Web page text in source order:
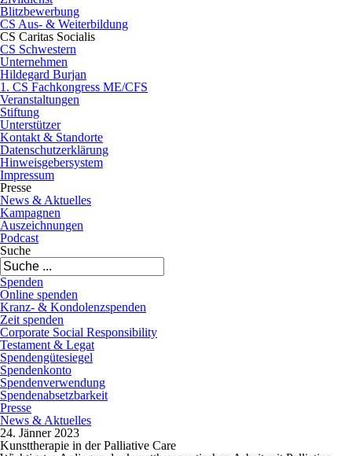
Blitzbewerbung
CS Aus- & Weiterbildung
CS Caritas Socialis
CS Schwestern
Unternehmen
Hildegard Burjan
1. CS Fachkongress ME/CFS
Veranstaltungen
Stiftung
Unterstützer
Kontakt & Standorte
Datenschutzerklärung
Hinweisgebersystem
Impressum
Presse
News & Aktuelles
Kampagnen
Auszeichnungen
Podcast
Suche
Spenden
Online spenden
Kranz- & Kondolenzspenden
Zeit spenden
Corporate Social Responsibility
Testament & Legat
Spendengütesiegel
Spendenkonto
Spendenverwendung
Spendenabsetzbarkeit
Presse
News & Aktuelles
24. Jänner 2023
Kunsttherapie in der Palliative Care